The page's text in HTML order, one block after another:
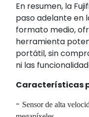
En resumen, la
paso adelante en
formato medio,
herramienta
portátil, sin
ni las
Características
- Sensor de alta